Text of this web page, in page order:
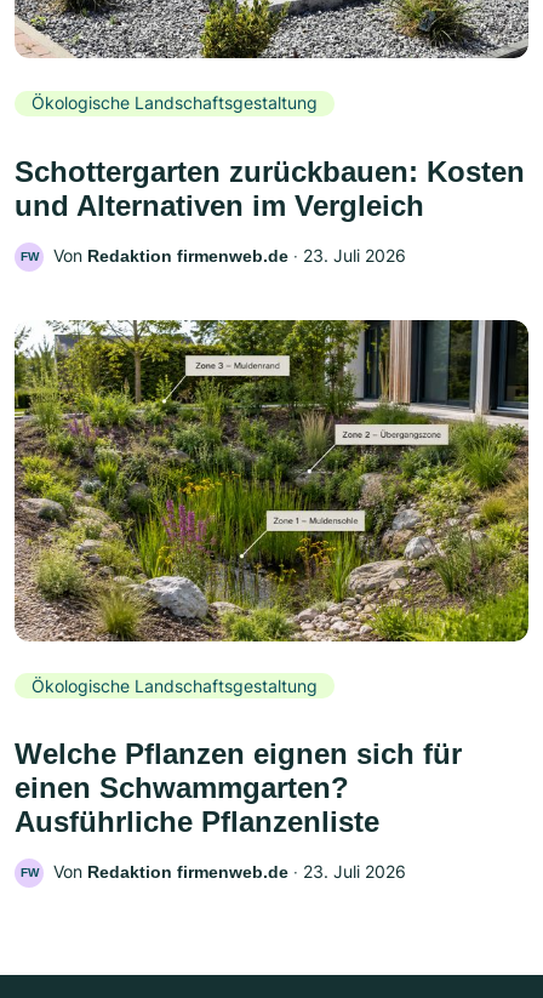
Ökologische Landschaftsgestaltung
Schottergarten zurückbauen: Kosten
und Alternativen im Vergleich
FW Von Redaktion firmenweb.de ‧ 23. Juli 2026
Ökologische Landschaftsgestaltung
Welche Pflanzen eignen sich für
einen Schwammgarten?
Ausführliche Pflanzenliste
FW Von Redaktion firmenweb.de ‧ 23. Juli 2026